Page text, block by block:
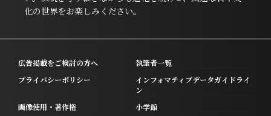
化の世界をお楽しみください。
広告掲載をご検討の方へ
執筆者一覧
プライバシーポリシー
インフォマティブデータガイドライ
ン
画像使用・著作権
小学館